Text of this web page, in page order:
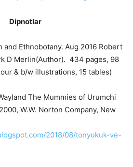
Dipnotlar
and Ethnobotany. Aug 2016 Robert
D Merlin(Author). 434 pages, 98
& b/w illustrations, 15 tables)
The Mummies of Urumchi
W.W. Norton Company, New
2018/08/tonyukuk-ve-